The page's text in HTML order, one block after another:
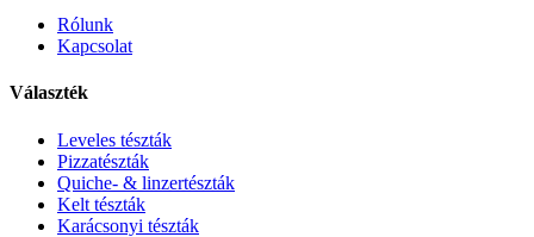
Rólunk
Kapcsolat
Választék
Leveles tészták
Pizzatészták
Quiche- & linzertészták
Kelt tészták
Karácsonyi tészták